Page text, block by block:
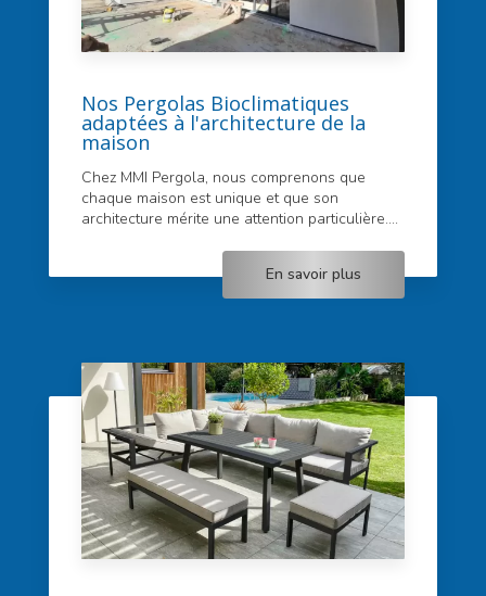
Nos Pergolas Bioclimatiques
adaptées à l'architecture de la
maison
Chez MMI Pergola, nous comprenons que
chaque maison est unique et que son
architecture mérite une attention particulière....
En savoir plus